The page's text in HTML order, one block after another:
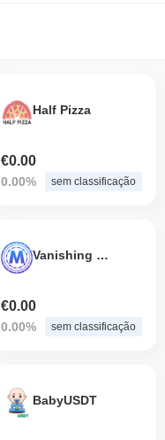
Half Pizza
€0.00
0.00% sem classificação
Vanishing Mitilena
€0.00
0.00% sem classificação
BabyUSDT